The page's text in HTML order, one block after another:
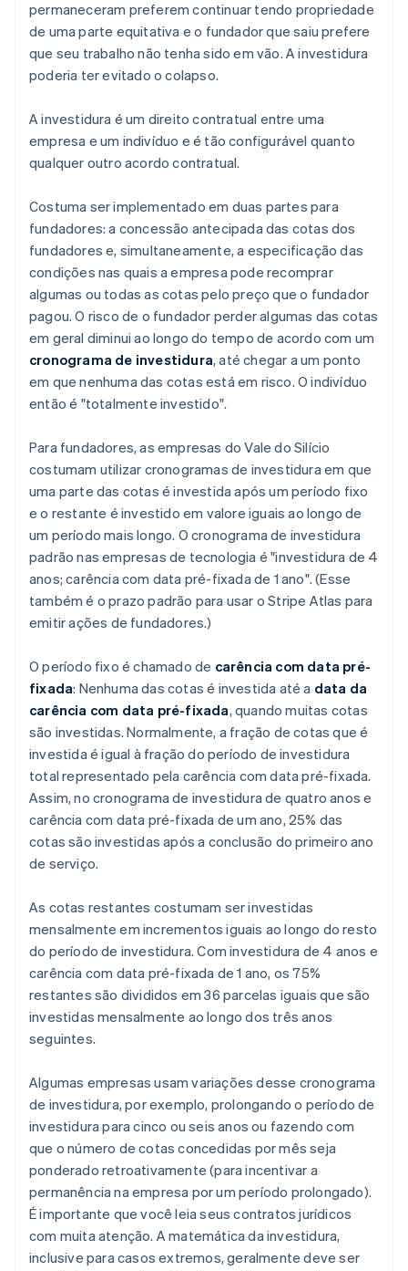
permaneceram preferem continuar tendo propriedade
de uma parte equitativa e o fundador que saiu prefere
que seu trabalho não tenha sido em vão. A investidura
poderia ter evitado o colapso.
A investidura é um direito contratual entre uma
empresa e um indivíduo e é tão configurável quanto
qualquer outro acordo contratual.
Costuma ser implementado em duas partes para
fundadores: a concessão antecipada das cotas dos
fundadores e, simultaneamente, a especificação das
condições nas quais a empresa pode recomprar
algumas ou todas as cotas pelo preço que o fundador
pagou. O risco de o fundador perder algumas das cotas
em geral diminui ao longo do tempo de acordo com um
cronograma de investidura, até chegar a um ponto
em que nenhuma das cotas está em risco. O indivíduo
então é "totalmente investido".
Para fundadores, as empresas do Vale do Silício
costumam utilizar cronogramas de investidura em que
uma parte das cotas é investida após um período fixo
e o restante é investido em valore iguais ao longo de
um período mais longo. O cronograma de investidura
padrão nas empresas de tecnologia é "investidura de 4
anos; carência com data pré-fixada de 1 ano". (Esse
também é o prazo padrão para usar o Stripe Atlas para
emitir ações de fundadores.)
O período fixo é chamado de carência com data pré-
fixada: Nenhuma das cotas é investida até a data da
carência com data pré-fixada, quando muitas cotas
são investidas. Normalmente, a fração de cotas que é
investida é igual à fração do período de investidura
total representado pela carência com data pré-fixada.
Assim, no cronograma de investidura de quatro anos e
carência com data pré-fixada de um ano, 25% das
cotas são investidas após a conclusão do primeiro ano
de serviço.
As cotas restantes costumam ser investidas
mensalmente em incrementos iguais ao longo do resto
do período de investidura. Com investidura de 4 anos e
carência com data pré-fixada de 1 ano, os 75%
restantes são divididos em 36 parcelas iguais que são
investidas mensalmente ao longo dos três anos
seguintes.
Algumas empresas usam variações desse cronograma
de investidura, por exemplo, prolongando o período de
investidura para cinco ou seis anos ou fazendo com
que o número de cotas concedidas por mês seja
ponderado retroativamente (para incentivar a
permanência na empresa por um período prolongado).
É importante que você leia seus contratos jurídicos
com muita atenção. A matemática da investidura,
inclusive para casos extremos, geralmente deve ser